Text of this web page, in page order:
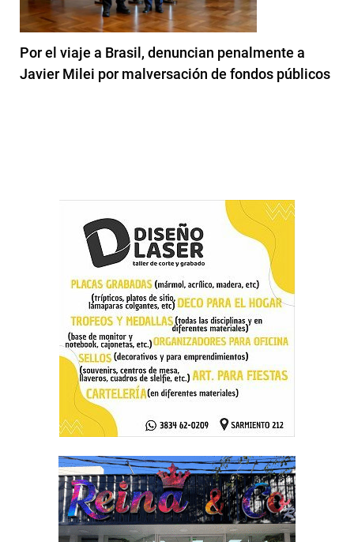
Por el viaje a Brasil, denuncian penalmente a
Javier Milei por malversación de fondos públicos